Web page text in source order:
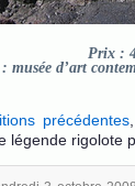
Prix :
musée d’art
précédentes
légende rigolote